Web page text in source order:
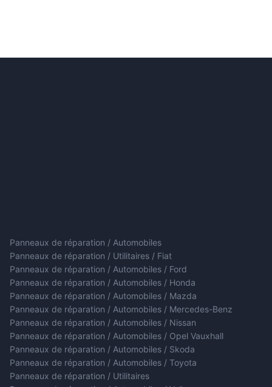
Panneaux de réparation / Automobiles
Panneaux de réparation / Utilitaires / Fiat
Panneaux de réparation / Automobiles / Ford
Panneaux de réparation / Automobiles / Honda
Panneaux de réparation / Automobiles / Mazda
Panneaux de réparation / Automobiles / Mercedes-Benz
Panneaux de réparation / Automobiles / Nissan
Panneaux de réparation / Automobiles / Opel Vauxhall
Panneaux de réparation / Automobiles / Skoda
Panneaux de réparation / Automobiles / Toyota
Panneaux de réparation / Utilitaires